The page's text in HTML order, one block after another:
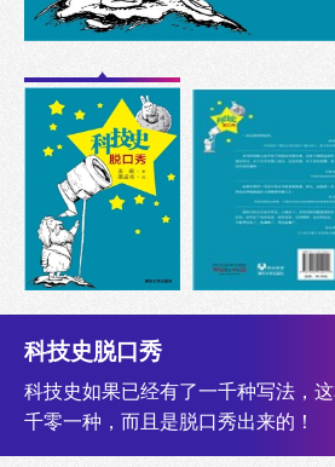
科技史脱口秀
科技史如果已经有了一千种写法，
千零一种，而且是脱口秀出来的！